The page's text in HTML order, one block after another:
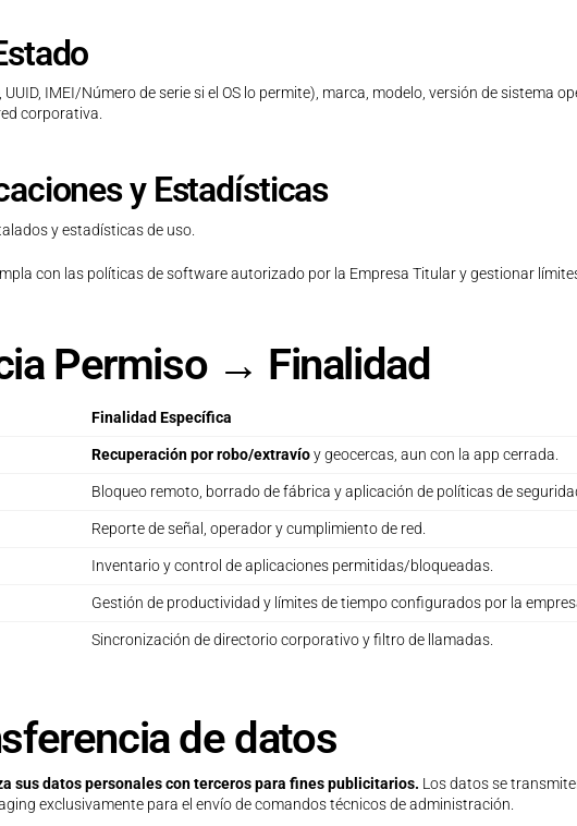
IMEI/Número de serie si el OS lo permite), marca, modelo, versión de sistema
corporativa.
y Estadísticas
y estadísticas de uso.
con las políticas de software autorizado por la Empresa Titular y gestionar
Permiso → Finalidad
Finalidad Específica
Recuperación por robo/extravíoy geocercas, aun con la app cerrada.
Bloqueo remoto, borrado de fábrica y aplicación de políticas de
Reporte de señal, operador y cumplimiento de red.
Inventario y control de aplicaciones permitidas/bloqueadas.
Gestión de productividad y límites de tiempo configurados por la
Sincronización de directorio corporativo y filtro de llamadas.
de datos
sus datos personales con terceros para fines publicitarios. Los datos se
exclusivamente para el envío de comandos técnicos de administración.